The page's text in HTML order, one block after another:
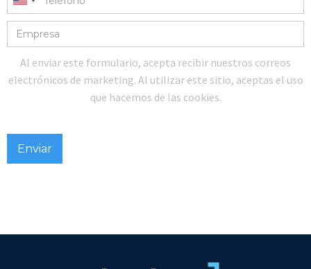
Al enviar este formulario, acepta recibir nuestros correos
electrónicos de marketing. Al utilizar este sitio, aceptas el uso
que hacemos de las cookies.